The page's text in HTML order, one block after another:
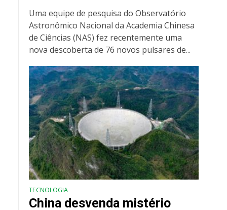
Uma equipe de pesquisa do Observatório
Astronômico Nacional da Academia Chinesa
de Ciências (NAS) fez recentemente uma
nova descoberta de 76 novos pulsares de...
TECNOLOGIA
China desvenda mistério